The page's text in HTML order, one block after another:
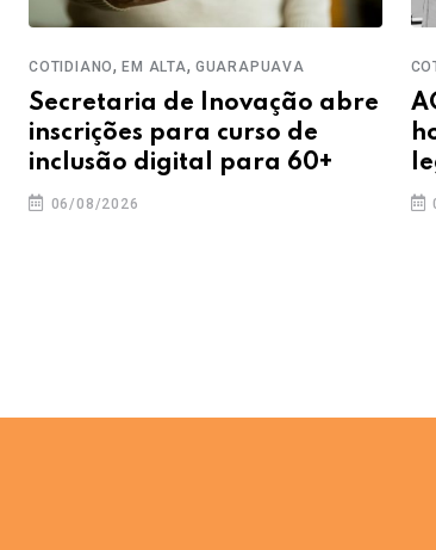
COTIDIANO,EM ALTA, GUARAPUAVA
Secretaria de Inovação abre
inscrições para curso de
inclusão digital para 60+
06/08/2026